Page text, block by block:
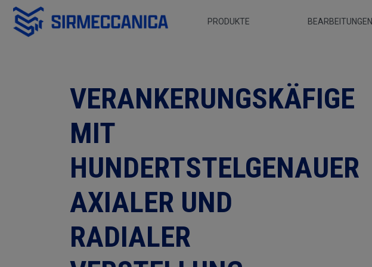
Zum Hauptinhalt springen
PRODUKTE
BEARBEITUNGEN
VERANKERUNGSKÄFIGE
MIT
HUNDERTSTELGENAUER
AXIALER UND
RADIALER